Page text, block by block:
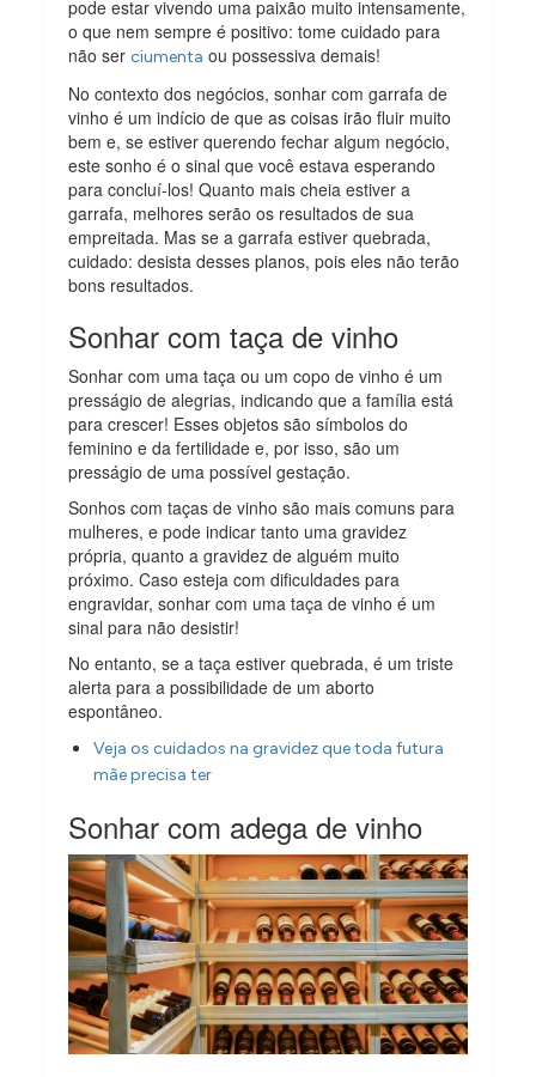
pode estar vivendo uma paixão muito intensamente,
o que nem sempre é positivo: tome cuidado para
não serciumenta ou possessiva demais!
No contexto dos negócios, sonhar com garrafa de
vinho é um indício de que as coisas irão fluir muito
bem e, se estiver querendo fechar algum negócio,
este sonho é o sinal que você estava esperando
para concluí-los! Quanto mais cheia estiver a
garrafa, melhores serão os resultados de sua
empreitada. Mas se a garrafa estiver quebrada,
cuidado: desista desses planos, pois eles não terão
bons resultados.
Sonhar com taça de vinho
Sonhar com uma taça ou um copo de vinho é um
presságio de alegrias, indicando que a família está
para crescer! Esses objetos são símbolos do
feminino e da fertilidade e, por isso, são um
presságio de uma possível gestação.
Sonhos com taças de vinho são mais comuns para
mulheres, e pode indicar tanto uma gravidez
própria, quanto a gravidez de alguém muito
próximo. Caso esteja com dificuldades para
engravidar, sonhar com uma taça de vinho é um
sinal para não desistir!
No entanto, se a taça estiver quebrada, é um triste
alerta para a possibilidade de um aborto
espontâneo.
Veja os cuidados na gravidez que toda futura
mãe precisa ter
Sonhar com adega de vinho